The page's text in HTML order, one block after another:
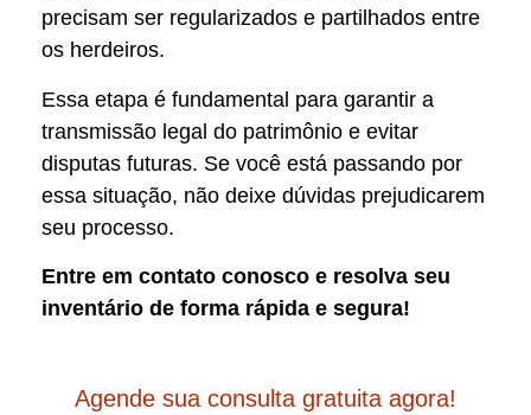
precisam ser regularizados e partilhados entre
os herdeiros.
Essa etapa é fundamental para garantir a
transmissão legal do patrimônio e evitar
disputas futuras. Se você está passando por
essa situação, não deixe dúvidas prejudicarem
seu processo.
Entre em contato conosco e resolva seu
inventário de forma rápida e segura!
Agende sua consulta gratuita agora!